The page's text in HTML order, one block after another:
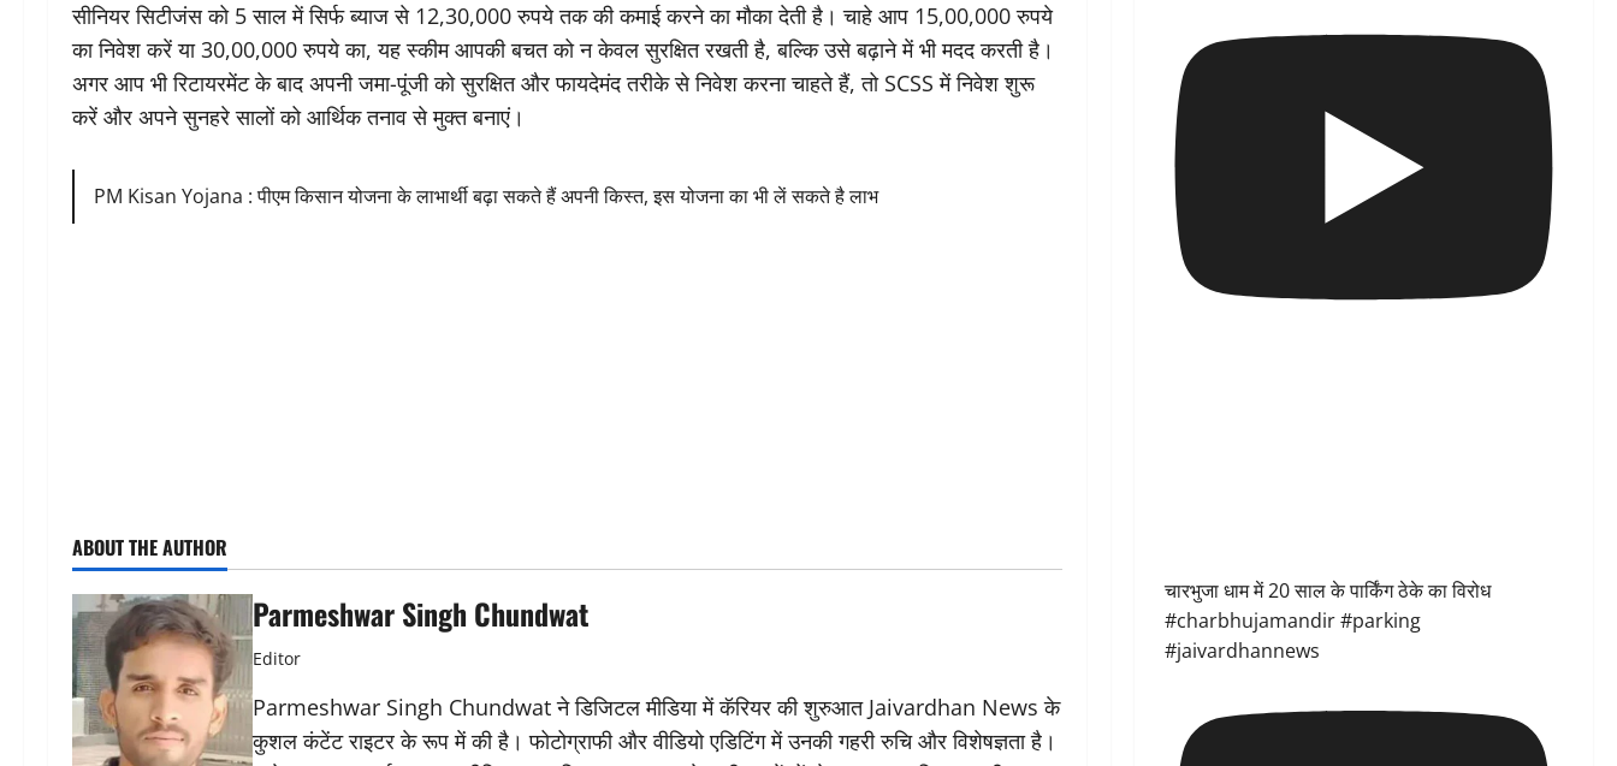
सीनियर सिटीजंस को 5 साल में सिर्फ ब्याज से 12,30,000 रुपये तक की कमाई करने का मौका देती है। चाहे आप 15,00,000 रुपये
का निवेश करें या 30,00,000 रुपये का, यह स्कीम आपकी बचत को न केवल सुरक्षित रखती है, बल्कि उसे बढ़ाने में भी मदद करती है।
अगर आप भी रिटायरमेंट के बाद अपनी जमा-पूंजी को सुरक्षित और फायदेमंद तरीके से निवेश करना चाहते हैं, तो SCSS में निवेश शुरू
करें और अपने सुनहरे सालों को आर्थिक तनाव से मुक्त बनाएं।
PM Kisan Yojana : पीएम किसान योजना के लाभार्थी बढ़ा सकते हैं अपनी किस्त, इस योजना का भी लें सकते है लाभ
ABOUT THE AUTHOR
Parmeshwar Singh Chundwat
Editor
Parmeshwar Singh Chundwat ने डिजिटल मीडिया में कॅरियर की शुरुआत Jaivardhan News के
कुशल कंटेंट राइटर के रूप में की है। फोटोग्राफी और वीडियो एडिटिंग में उनकी गहरी रुचि और विशेषज्ञता है।
चारभुजा धाम में 20 साल के पार्किंग ठेके का विरोध
#charbhujamandir #parking
#jaivardhannews